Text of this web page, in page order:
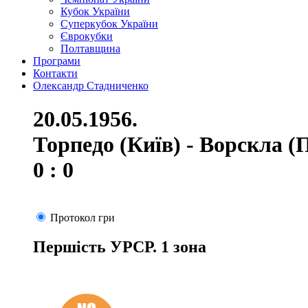
Кубок України
Суперкубок України
Єврокубки
Полтавщина
Програми
Контакти
Олександр Стадниченко
20.05.1956.
Торпедо (Київ) - Ворскла
0 : 0
Протокол гри
Першість УРСР. 1 зона